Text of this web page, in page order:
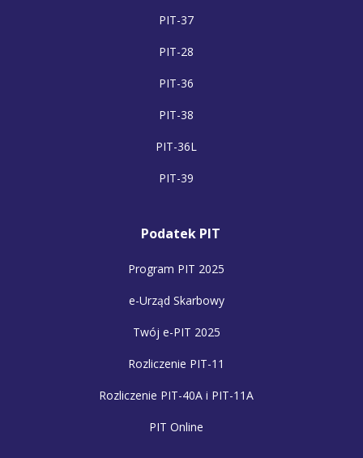
PIT-37
PIT-28
PIT-36
PIT-38
PIT-36L
PIT-39
Podatek PIT
Program PIT 2025
e-Urząd Skarbowy
Twój e-PIT 2025
Rozliczenie PIT-11
Rozliczenie PIT-40A i PIT-11A
PIT Online